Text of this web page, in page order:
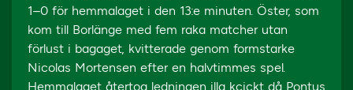
1–0 för hemmalaget i den 13:e minuten. Öster, som
kom till Borlänge med fem raka matcher utan
förlust i bagaget, kvitterade genom formstarke
Nicolas Mortensen efter en halvtimmes spel.
Hemmalaget återtog ledningen illa kcickt då Pontus